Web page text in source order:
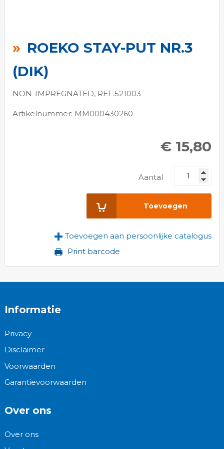
ROEKO STAY-PUT NR.3
(DIK)
NON-IMPREGNATED, REF.521003
Artikelnummer: MM000430260
€ 15,80
Aantal
Toevoegen
Toevoegen aan persoonlijke catalogus
Print barcode
het
begin
van
de
gallerij
Informatie
Privacy
Disclaimer
Voorwaarden
Garantievoorwaarden
Over ons
Over ons